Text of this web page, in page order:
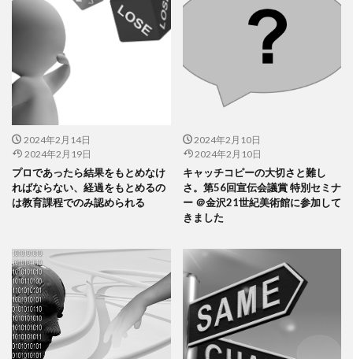
2024年2月14日
2024年2月19日
プロであったら結果をもとめなけ
ればならない、経過をもとめるの
は教育課程でのみ認められる
2024年2月10日
2024年2月10日
キャッチコピーの大切さと難し
さ。第56回宣伝会議賞 特別セミナ
ー ＠金沢21世紀美術館に参加して
きました